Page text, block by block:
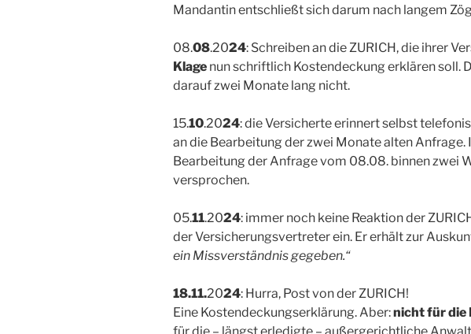
Mandantin entschließt sich darum nach langem
08.08.2024: Schreiben an die ZURICH, die ihrer
Klage nun schriftlich Kostendeckung erklären soll.
darauf zwei Monate lang nicht.
15.10.2024: die Versicherte erinnert selbst
an die Bearbeitung der zwei Monate alten Anfrage.
Bearbeitung der Anfrage vom 08.08. binnen zwei
versprochen.
05.11.2024: immer noch keine Reaktion der
der Versicherungsvertreter ein. Er erhält zur
ein Missverständnis gegeben.“
18.11.2024: Hurra, Post von der ZURICH!
Eine Kostendeckungserklärung. Aber:nicht für die